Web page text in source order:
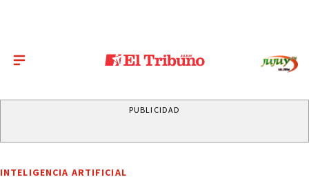
PUBLICIDAD
INTELIGENCIA ARTIFICIAL